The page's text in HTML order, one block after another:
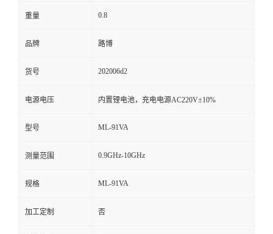
言
重量 0.8
品牌 路博
货号 202006d2
电源电压 内置锂电池，充电电源AC220V±10%
型号 ML-91VA
测量范围 0.9GHz-10GHz
规格 ML-91VA
加工定制 否